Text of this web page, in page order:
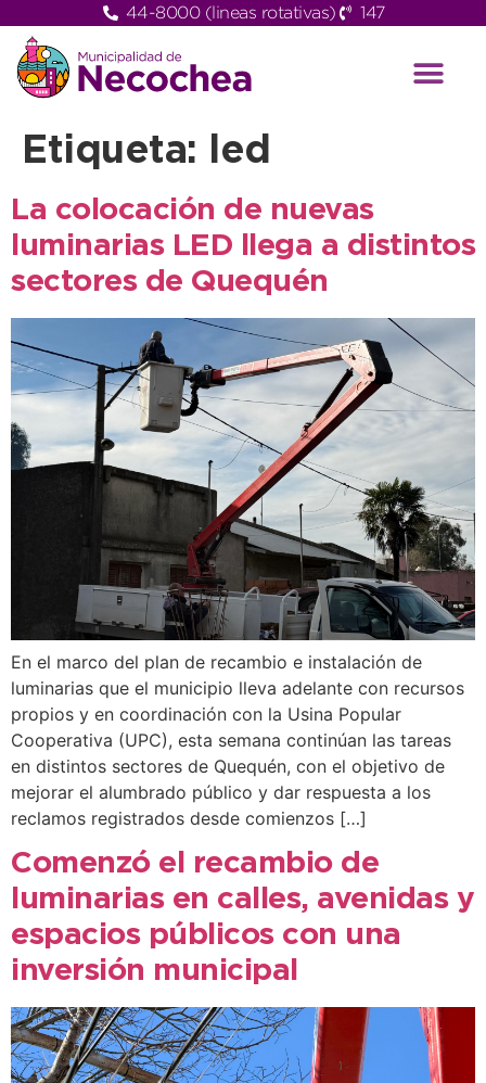
44-8000 (lineas rotativas) 147
Etiqueta: led
La colocación de nuevas
luminarias LED llega a distintos
sectores de Quequén
En el marco del plan de recambio e instalación de
luminarias que el municipio lleva adelante con recursos
propios y en coordinación con la Usina Popular
Cooperativa (UPC), esta semana continúan las tareas
en distintos sectores de Quequén, con el objetivo de
mejorar el alumbrado público y dar respuesta a los
reclamos registrados desde comienzos […]
Comenzó el recambio de
luminarias en calles, avenidas y
espacios públicos con una
inversión municipal